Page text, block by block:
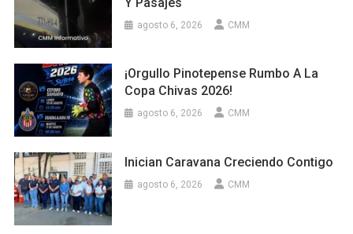
agosto 6, 2026 CMM
¡Orgullo Pinotepense Rumbo A La
Copa Chivas 2026!
agosto 6, 2026 CMM
Inician Caravana Creciendo Contigo
agosto 6, 2026 CMM